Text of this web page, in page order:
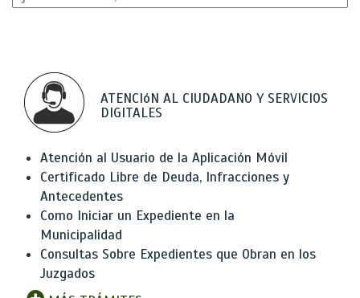
ATENCIóN AL CIUDADANO Y SERVICIOS
DIGITALES
Atención al Usuario de la Aplicación Móvil
Certificado Libre de Deuda, Infracciones y
Antecedentes
Como Iniciar un Expediente en la
Municipalidad
Consultas Sobre Expedientes que Obran en los
Juzgados